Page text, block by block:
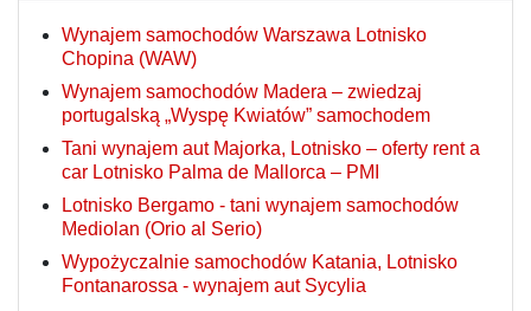
Wynajem samochodów Warszawa Lotnisko
Chopina (WAW)
Wynajem samochodów Madera – zwiedzaj
portugalską „Wyspę Kwiatów” samochodem
Tani wynajem aut Majorka, Lotnisko – oferty rent a
car Lotnisko Palma de Mallorca – PMI
Lotnisko Bergamo - tani wynajem samochodów
Mediolan (Orio al Serio)
Wypożyczalnie samochodów Katania, Lotnisko
Fontanarossa - wynajem aut Sycylia